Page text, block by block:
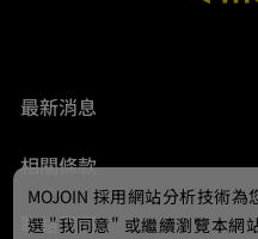
最新消息
相關條款
聯絡我們
MOJOIN 採用網站分析技術為
選 "我同意" 或繼續瀏覽本網